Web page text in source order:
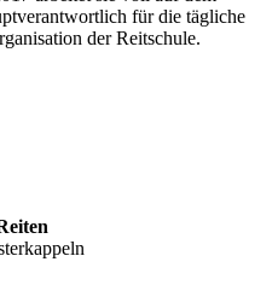
für die tägliche
der Reitschule.